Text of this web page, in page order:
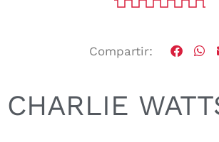
Compartir:
CHARLIE